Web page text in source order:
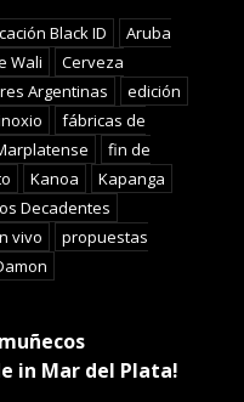
Black ID
Aruba
Wali
Cerveza
Argentinas
edición
fábricas de
fin de
Kanoa
Kapanga
Decadentes
vivo
propuestas
in Mar del Plata!